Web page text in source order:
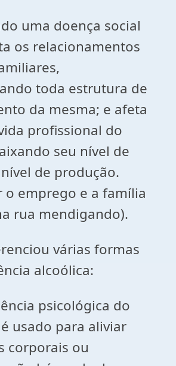
uma doença social
os relacionamentos
toda estrutura de
da mesma; e afeta
profissional do
seu nível de
de produção.
o emprego e a família
rua mendigando).
várias formas
alcoólica:
psicológica do
usado para aliviar
corporais ou